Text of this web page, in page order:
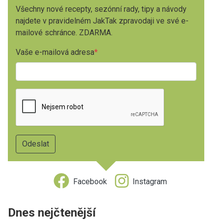
Všechny nové recepty, sezónní rady, tipy a návody
najdete v pravidelném JakTak zpravodaji ve své e-
mailové schránce. ZDARMA.
Vaše e-mailová adresa
Facebook Instagram
Dnes nejčtenější